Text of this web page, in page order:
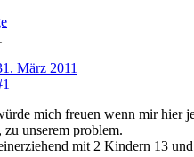
März 2011
mich freuen wenn mir hier
zu unserem problem.
mit 2 Kindern 13 und